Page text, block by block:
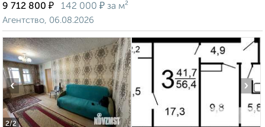
9 712 800 ₽ 142 000 ₽ за м²
Агентство, 06.08.2026
2/2
‹ ›